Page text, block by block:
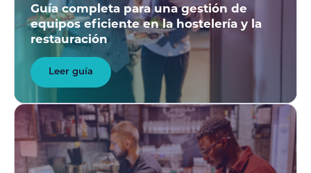
Guía completa para una gestión de
equipos eficiente en la hostelería y la
restauración
Leer guía